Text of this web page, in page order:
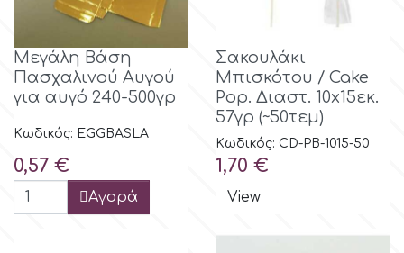
Μεγάλη Βάση
Πασχαλινού Αυγού
για αυγό 240-500γρ
Κωδικός: EGGBASLA
Τιμή
0,57 €
Αγορά
Σακουλάκι
Μπισκότου / Cake
Pop. Διαστ. 10x15εκ.
57γρ (~50τεμ)
Κωδικός: CD-PB-1015-50
Τιμή
1,70 €
View